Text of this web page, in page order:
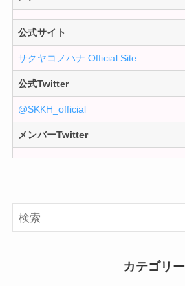
公式サイト
サクヤコノハナ Official Site
公式Twitter
@SKKH_official
メンバーTwitter
カテゴリー